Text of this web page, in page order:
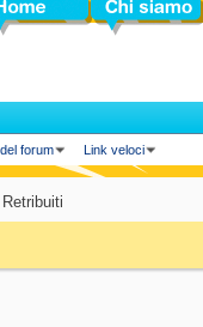
Chi siamo
forum Link veloci